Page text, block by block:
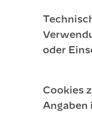
oder
Cookies
Angaben